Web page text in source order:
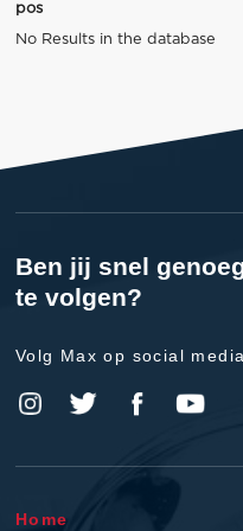
pos
No Results in the database
Ben jij snel
te volgen?
Volg Max op social
Home